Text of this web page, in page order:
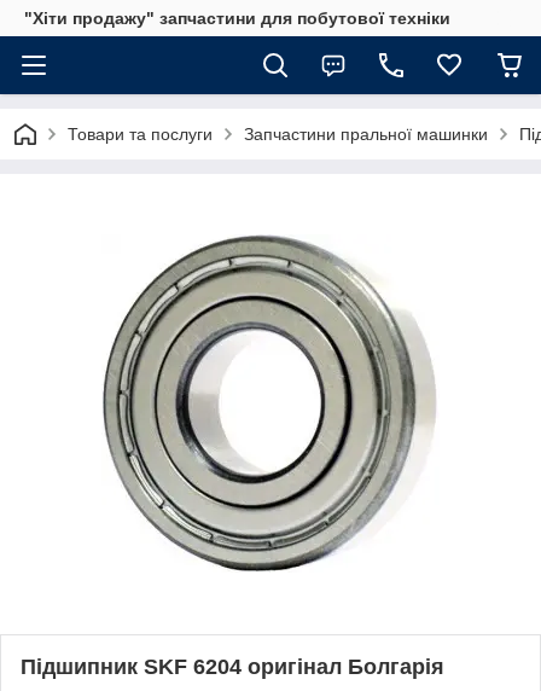
"Хіти продажу" запчастини для побутової техніки
Товари та послуги Запчастини пральної машинки
Підшипник SKF 6204 оригінал Болгарія